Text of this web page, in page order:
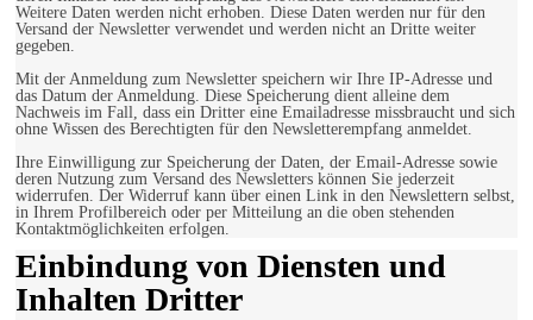
Weitere Daten werden nicht erhoben. Diese Daten werden nur für den
Versand der Newsletter verwendet und werden nicht an Dritte weiter
gegeben.
Mit der Anmeldung zum Newsletter speichern wir Ihre IP-Adresse und
das Datum der Anmeldung. Diese Speicherung dient alleine dem
Nachweis im Fall, dass ein Dritter eine Emailadresse missbraucht und sich
ohne Wissen des Berechtigten für den Newsletterempfang anmeldet.
Ihre Einwilligung zur Speicherung der Daten, der Email-Adresse sowie
deren Nutzung zum Versand des Newsletters können Sie jederzeit
widerrufen. Der Widerruf kann über einen Link in den Newslettern selbst,
in Ihrem Profilbereich oder per Mitteilung an die oben stehenden
Kontaktmöglichkeiten erfolgen.
Einbindung von Diensten und
Inhalten Dritter